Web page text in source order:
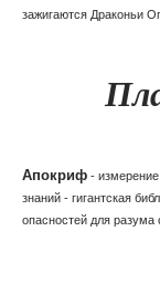
зажигаются Драконьи
Апокриф -
знаний - гигантская
опасностей для разума